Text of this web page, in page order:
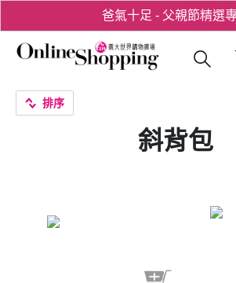
爸氣十足 - 父親節精選
用心愛你！七夕星選禮
義
排序
斜背包